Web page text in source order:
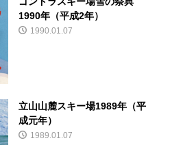
1990年（平成2年）
1990.01.07
立山山麓スキー場1989年（平
成元年）
1989.01.07